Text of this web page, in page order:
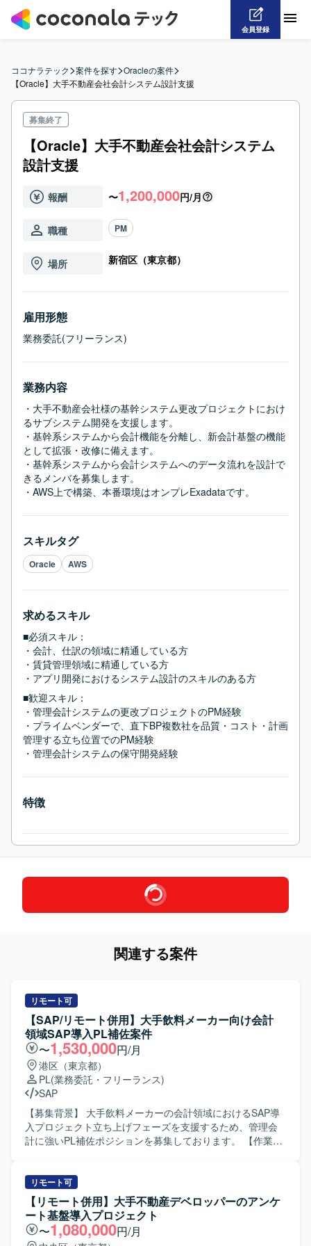
会員登録
ココナラテック>案件を探す>Oracleの案件>
【Oracle】大手不動産会社会計システム設計支援
募集終了
【Oracle】大手不動産会社会計システム
設計支援
報酬 〜1,200,000円/月
職種 PM
場所 新宿区（東京都）
雇用形態
業務委託(フリーランス)
業務内容
・大手不動産会社様の基幹システム更改プロジェクトにおけ
るサブシステム開発を支援します。
・基幹系システムから会計機能を分離し、新会計基盤の機能
として拡張・改修に備えます。
・基幹系システムから会計システムへのデータ流れを設計で
きるメンバを募集します。
・AWS上で構築、本番環境はオンプレExadataです。
スキルタグ
Oracle AWS
求めるスキル
■必須スキル：
・会計、仕訳の領域に精通している方
・賃貸管理領域に精通している方
・アプリ開発におけるシステム設計のスキルのある方
■歓迎スキル：
・管理会計システムの更改プロジェクトのPM経験
・プライムベンダーで、直下BP複数社を品質・コスト・計画
管理する立ち位置でのPM経験
・管理会計システムの保守開発経験
特徴
関連する案件
リモート可
【SAP/リモート併用】大手飲料メーカー向け会計
領域SAP導入PL補佐案件
〜1,530,000円/月
港区（東京都）
PL(業務委託・フリーランス)
SAP
【募集背景】 大手飲料メーカーの会計領域におけるSAP導
入プロジェクト立ち上げフェーズを支援するため、管理会
計に強いPL補佐ポジションを募集しております。 【作業内
いただきます。財務会計寄りの元請PLを管理会計の知見で
補完しつつ、エンドユーザーの要件調整・取りまとめを行
い、要望を受け止めながら最適解を提案していただきま
す。また、元請SIer側の若手メンバーのマネジメントもご担
当いただきます。 【求める人物像】 管理会計と財務会計の
リモート可
【リモート併用】大手不動産デベロッパーのアンケ
ート基盤導入プロジェクト
〜1,080,000円/月